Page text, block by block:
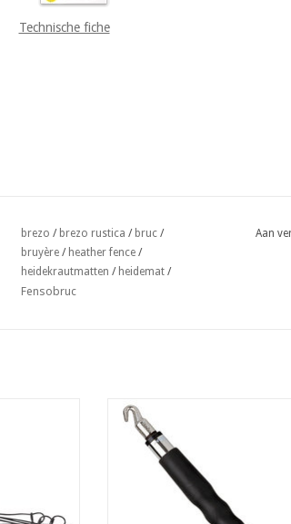
Technische fiche
brezo / brezo rustica / bruc /
bruyère / heather fence /
heidekrautmatten / heidemat /
Fensobruc
Aan
Twister voor bevestiging
TOEVOEGEN AAN